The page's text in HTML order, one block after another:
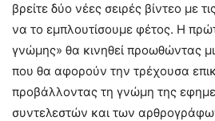
βρείτε δύο νέες σειρές βίντεο με
να το εμπλουτίσουμε φέτος. Η
γνώμης» θα κινηθεί προωθώντας
που θα αφορούν την τρέχουσα
προβάλλοντας τη γνώμη της
συντελεστών και των